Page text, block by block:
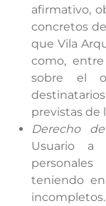
afirmativo,
concretos
que Vila
como,
sobre el
previstas de
Derecho
Usuario a
teniendo
incompletos.